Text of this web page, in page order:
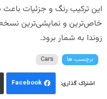
خاص‌ترین و نمایشی‌ترین
زوندا به شمار برود.
برچسب ها Cars
Facebook